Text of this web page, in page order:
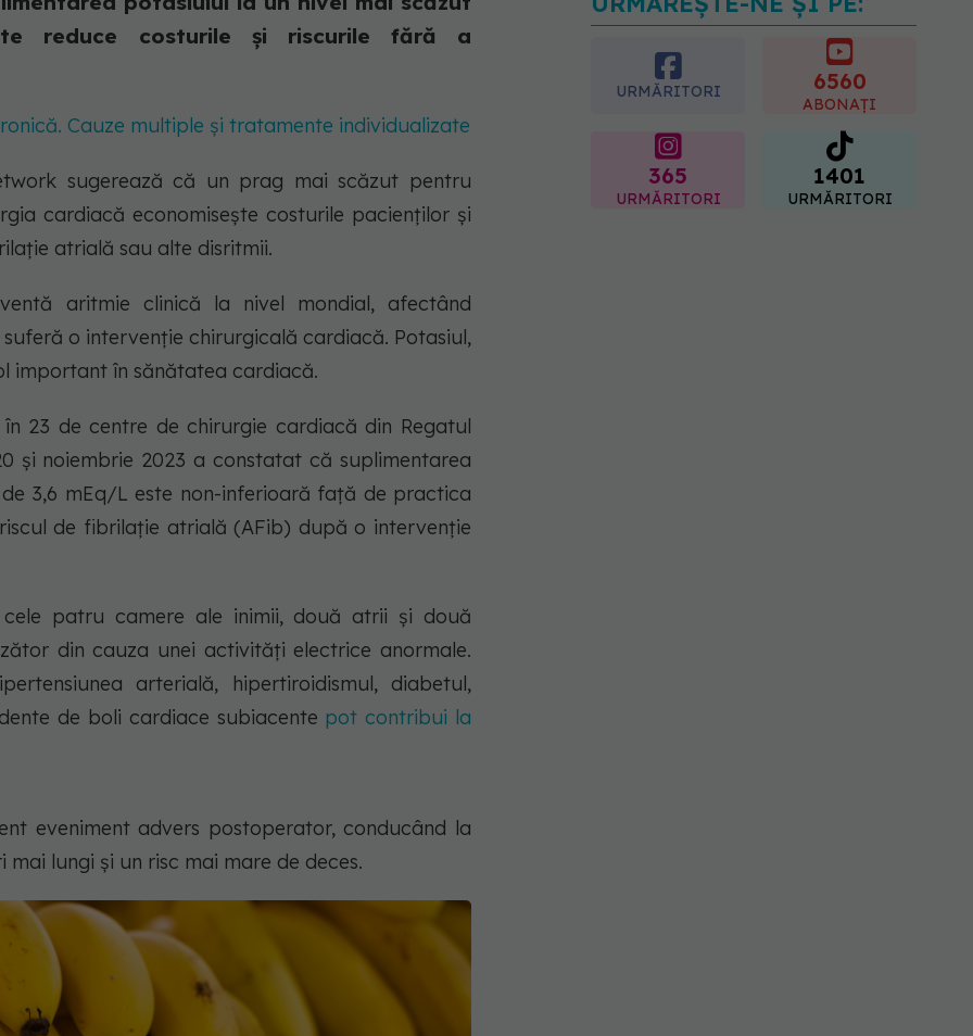
reduce costurile și riscurile fără a
Cauze multiple și tratamente individualizate
sugerează că un prag mai scăzut pentru
cardiacă economisește costurile pacienților și
atrială sau alte disritmii.
aritmie clinică la nivel mondial, afectând
o intervenție chirurgicală cardiacă. Potasiul,
important în sănătatea cardiacă.
23 de centre de chirurgie cardiacă din Regatul
și noiembrie 2023 a constatat că suplimentarea
3,6 mEq/L este non-inferioară față de practica
de fibrilație atrială (AFib) după o intervenție
patru camere ale inimii, două atrii și două
din cauza unei activități electrice anormale.
arterială, hipertiroidismul, diabetul,
de boli cardiace subiacente pot contribui la
eveniment advers postoperator, conducând la
lungi și un risc mai mare de deces.
Ce spune culoarea ta
preferată despre vârsta
pe care o ai. Care este
"codul cromatic" al
URMĂRITORI 6560
ABONAȚI
365
URMĂRITORI
1401
URMĂRITORI